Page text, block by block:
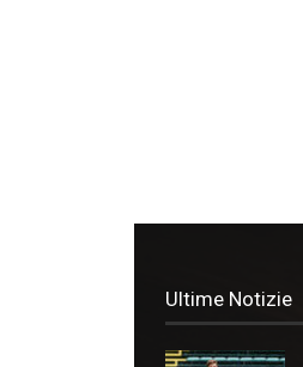
Ultime Notizie